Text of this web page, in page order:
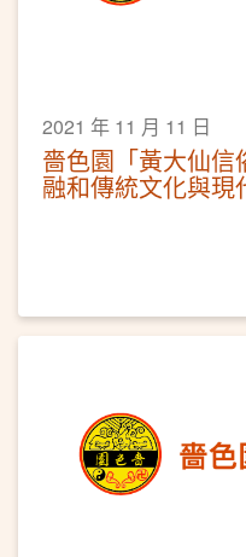
2021 年 11 月 11 日
嗇色園「黃大仙信
融和傳統文化與